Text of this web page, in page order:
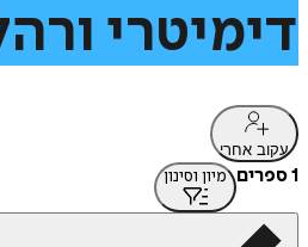
דימיטרי
עקוב אחרי
1 ספרים מיון וסינון